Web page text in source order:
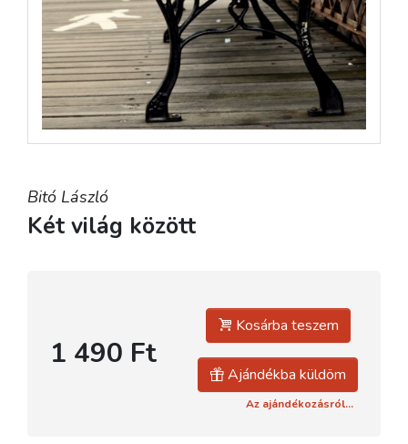
Bitó László
Két világ között
1 490 Ft
Kosárba teszem
Ajándékba küldöm
Az ajándékozásról...